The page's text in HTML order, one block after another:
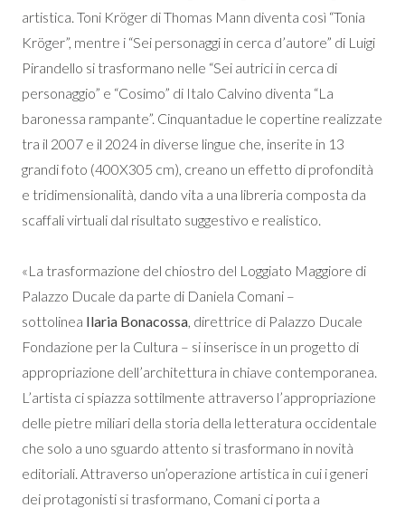
artistica. Toni Kröger di Thomas Mann diventa così “Tonia
Kröger”, mentre i “Sei personaggi in cerca d’autore” di Luigi
Pirandello si trasformano nelle “Sei autrici in cerca di
personaggio” e “Cosimo” di Italo Calvino diventa “La
baronessa rampante”. Cinquantadue le copertine realizzate
tra il 2007 e il 2024 in diverse lingue che, inserite in 13
grandi foto (400X305 cm), creano un effetto di profondità
e tridimensionalità, dando vita a una libreria composta da
scaffali virtuali dal risultato suggestivo e realistico.
«La trasformazione del chiostro del Loggiato Maggiore di
Palazzo Ducale da parte di Daniela Comani –
sottolinea Ilaria Bonacossa, direttrice di Palazzo Ducale
Fondazione per la Cultura – si inserisce in un progetto di
appropriazione dell’architettura in chiave contemporanea.
L’artista ci spiazza sottilmente attraverso l’appropriazione
delle pietre miliari della storia della letteratura occidentale
che solo a uno sguardo attento si trasformano in novità
editoriali. Attraverso un’operazione artistica in cui i generi
dei protagonisti si trasformano, Comani ci porta a